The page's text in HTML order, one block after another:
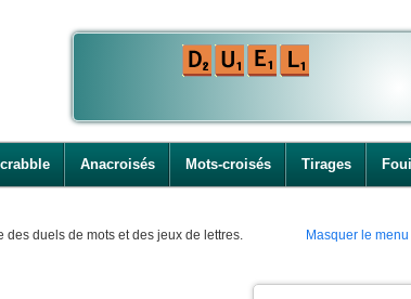
Anacroisés Mots-croisés Tirages
des duels de mots et des jeux de lettres. Masquer le